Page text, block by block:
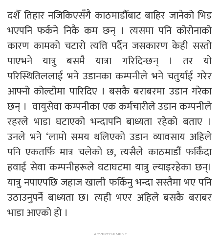
दशैँ तिहार नजिकिएसँगै काठमाडौँबाट बाहिर जानेको भिड
भएपनि फर्कने निकै कम छन् । त्यसमा पनि कोरोनाको
कारण कामको चटारो त्यत्ति पर्दैन जसकारण केही सस्तो
पाएभने यात्रु बसमै यात्रा गरिदिन्छन् । तर यो
परिस्थितिललाई भने उडानका कम्पनीले भने चतुर्याई गरेर
आफ्नो कोल्टोमा पारिदिए । बसकै बराबरमा उडान गरेका
छन् । वायुसेवा कम्पनीका एक कर्मचारीले उडान कम्पनीले
रहरले भाडा घटाएको भन्दापनि बाध्यता रहेको बताए ।
उनले भने ‘लामो समय थलिएको उडान व्यावसाय अहिले
पनि एकतर्फि मात्र चलेको छ, त्यसैले काठमाडौं फर्किँदा
हवाई सेवा कम्पनीहरूले घटाघटमा यात्रु ल्याइरहेका छन्।
यात्रु नपाएपछि जहाज खाली फर्किनु भन्दा सस्तैमा भए पनि
उठाउनुपर्ने बाध्यता छ। त्यही भएर अहिले बसकै बराबर
भाडा आएको हो ।